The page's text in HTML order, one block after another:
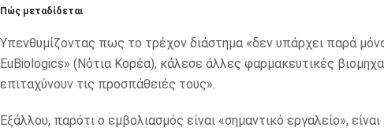
Πώς μεταδίδεται
Υπενθυμίζοντας πως το τρέχον διάστημα «δεν υπάρχει παρά
EuBiologics» (Νότια Κορέα), κάλεσε άλλες φαρμακευτικές
επιταχύνουν τις προσπάθειές τους».
Εξάλλου, παρότι ο εμβολιασμός είναι «σημαντικό εργαλείο»,